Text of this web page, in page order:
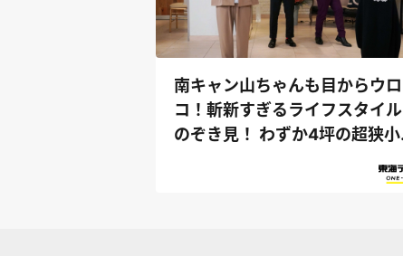
南キャン山ちゃんも目からウロ
コ！斬新すぎるライフスタイ
のぞき見！ わずか4坪の超狭小